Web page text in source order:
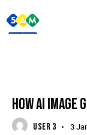
HOW AI IMAGE
USER 3 3